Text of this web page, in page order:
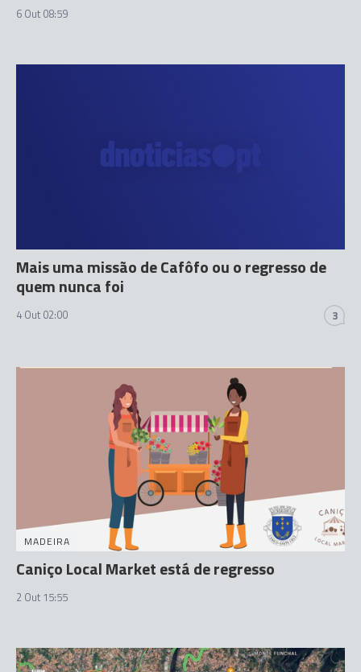
6 Out 08:59
Mais uma missão de Cafôfo ou o regresso de
quem nunca foi
4 Out 02:00 3
MADEIRA
Caniço Local Market está de regresso
2 Out 15:55